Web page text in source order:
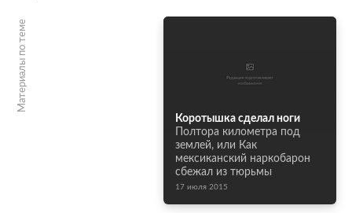
Материалы по теме
Коротышка сделал ноги
Полтора километра под
землей, или Как
мексиканский наркобарон
сбежал из тюрьмы
17 июля 2015